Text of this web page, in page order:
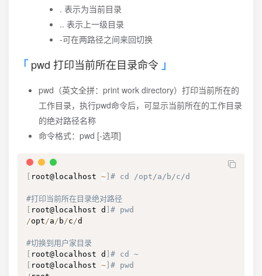
. 表示为当前目录
.. 表示上一级目录
-可在两路径之间来回切换
pwd 打印当前所在目录命令
pwd（英文全拼：print work directory）打印当前所在的
工作目录，执行pwd命令后，可显示当前所在的工作目录
的绝对路径名称
命令格式：pwd [-选项]
root@localhost ~ # cd /opt/a/b/c/d
#打印当前所在目录绝对路径
root@localhost d
# pwd
/opt/a/ b/c/d
#切换到用户家目录
root@localhost d
# cd ~
root@localhost ~ # pwd